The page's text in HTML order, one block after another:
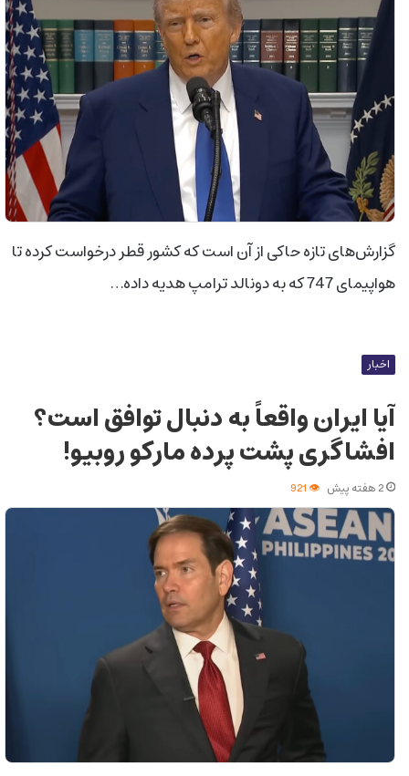
گزارش‌های تازه حاکی از آن است که کشور قطر درخواست کرده تا
هواپیمای 747 که به دونالد ترامپ هدیه داده…
اخبار
آیا ایران واقعاً به دنبال توافق است؟
افشاگری پشت پرده مارکو روبیو!
2 هفته پیش